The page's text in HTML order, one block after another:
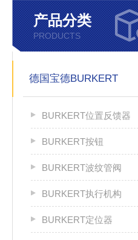
产品分类
PRODUCTS
德国宝德BURKERT
BURKERT位置反馈器
BURKERT按钮
BURKERT波纹管阀
BURKERT执行机构
BURKERT定位器